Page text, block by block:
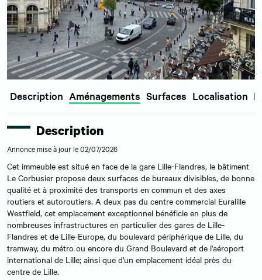
Description Aménagements Surfaces Localisation
Description
Annonce mise à jour le 02/07/2026
Cet immeuble est situé en face de la gare Lille-Flandres, le bâtiment
Le Corbusier propose deux surfaces de bureaux divisibles, de bonne
qualité et à proximité des transports en commun et des axes
routiers et autoroutiers. A deux pas du centre commercial Euralille
Westfield, cet emplacement exceptionnel bénéficie en plus de
nombreuses infrastructures en particulier des gares de Lille-
Flandres et de Lille-Europe, du boulevard périphérique de Lille, du
tramway, du métro ou encore du Grand Boulevard et de l'aéroport
international de Lille; ainsi que d'un emplacement idéal près du
centre de Lille.